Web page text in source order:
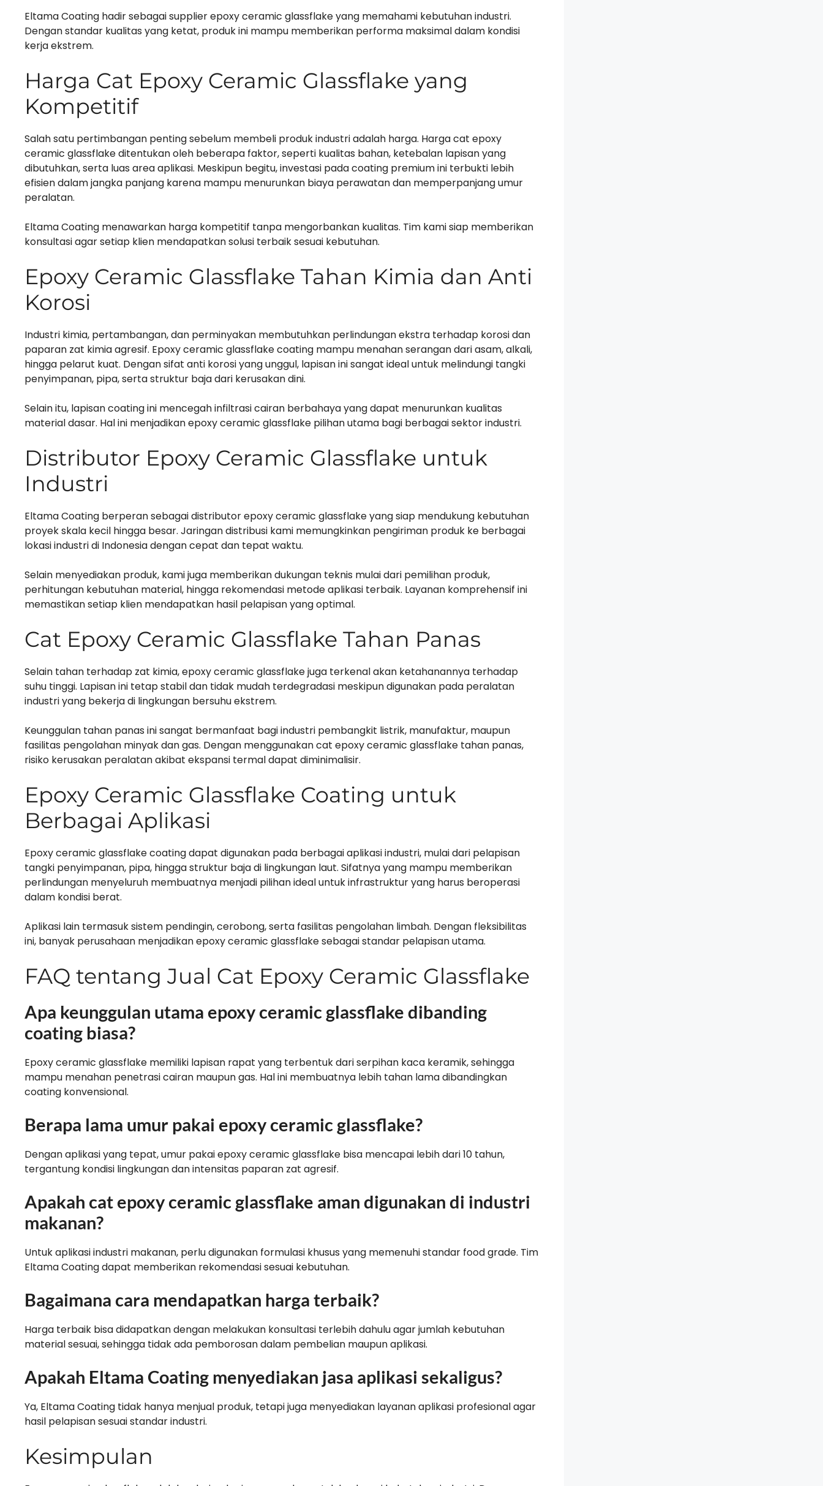
Eltama Coating hadir sebagai supplier epoxy ceramic glassflake yang memahami kebutuhan industri.
Dengan standar kualitas yang ketat, produk ini mampu memberikan performa maksimal dalam kondisi
kerja ekstrem.
Harga Cat Epoxy Ceramic Glassflake yang
Kompetitif
Salah satu pertimbangan penting sebelum membeli produk industri adalah harga. Harga cat epoxy
ceramic glassflake ditentukan oleh beberapa faktor, seperti kualitas bahan, ketebalan lapisan yang
dibutuhkan, serta luas area aplikasi. Meskipun begitu, investasi pada coating premium ini terbukti lebih
efisien dalam jangka panjang karena mampu menurunkan biaya perawatan dan memperpanjang umur
peralatan.
Eltama Coating menawarkan harga kompetitif tanpa mengorbankan kualitas. Tim kami siap memberikan
konsultasi agar setiap klien mendapatkan solusi terbaik sesuai kebutuhan.
Epoxy Ceramic Glassflake Tahan Kimia dan Anti
Korosi
Industri kimia, pertambangan, dan perminyakan membutuhkan perlindungan ekstra terhadap korosi dan
paparan zat kimia agresif. Epoxy ceramic glassflake coating mampu menahan serangan dari asam, alkali,
hingga pelarut kuat. Dengan sifat anti korosi yang unggul, lapisan ini sangat ideal untuk melindungi tangki
penyimpanan, pipa, serta struktur baja dari kerusakan dini.
Selain itu, lapisan coating ini mencegah infiltrasi cairan berbahaya yang dapat menurunkan kualitas
material dasar. Hal ini menjadikan epoxy ceramic glassflake pilihan utama bagi berbagai sektor industri.
Distributor Epoxy Ceramic Glassflake untuk
Industri
Eltama Coating berperan sebagai distributor epoxy ceramic glassflake yang siap mendukung kebutuhan
proyek skala kecil hingga besar. Jaringan distribusi kami memungkinkan pengiriman produk ke berbagai
lokasi industri di Indonesia dengan cepat dan tepat waktu.
Selain menyediakan produk, kami juga memberikan dukungan teknis mulai dari pemilihan produk,
perhitungan kebutuhan material, hingga rekomendasi metode aplikasi terbaik. Layanan komprehensif ini
memastikan setiap klien mendapatkan hasil pelapisan yang optimal.
Cat Epoxy Ceramic Glassflake Tahan Panas
Selain tahan terhadap zat kimia, epoxy ceramic glassflake juga terkenal akan ketahanannya terhadap
suhu tinggi. Lapisan ini tetap stabil dan tidak mudah terdegradasi meskipun digunakan pada peralatan
industri yang bekerja di lingkungan bersuhu ekstrem.
Keunggulan tahan panas ini sangat bermanfaat bagi industri pembangkit listrik, manufaktur, maupun
fasilitas pengolahan minyak dan gas. Dengan menggunakan cat epoxy ceramic glassflake tahan panas,
risiko kerusakan peralatan akibat ekspansi termal dapat diminimalisir.
Epoxy Ceramic Glassflake Coating untuk
Berbagai Aplikasi
Epoxy ceramic glassflake coating dapat digunakan pada berbagai aplikasi industri, mulai dari pelapisan
tangki penyimpanan, pipa, hingga struktur baja di lingkungan laut. Sifatnya yang mampu memberikan
perlindungan menyeluruh membuatnya menjadi pilihan ideal untuk infrastruktur yang harus beroperasi
dalam kondisi berat.
Aplikasi lain termasuk sistem pendingin, cerobong, serta fasilitas pengolahan limbah. Dengan fleksibilitas
ini, banyak perusahaan menjadikan epoxy ceramic glassflake sebagai standar pelapisan utama.
FAQ tentang Jual Cat Epoxy Ceramic Glassflake
Apa keunggulan utama epoxy ceramic glassflake dibanding
coating biasa?
Epoxy ceramic glassflake memiliki lapisan rapat yang terbentuk dari serpihan kaca keramik, sehingga
mampu menahan penetrasi cairan maupun gas. Hal ini membuatnya lebih tahan lama dibandingkan
coating konvensional.
Berapa lama umur pakai epoxy ceramic glassflake?
Dengan aplikasi yang tepat, umur pakai epoxy ceramic glassflake bisa mencapai lebih dari 10 tahun,
tergantung kondisi lingkungan dan intensitas paparan zat agresif.
Apakah cat epoxy ceramic glassflake aman digunakan di industri
makanan?
Untuk aplikasi industri makanan, perlu digunakan formulasi khusus yang memenuhi standar food grade. Tim
Eltama Coating dapat memberikan rekomendasi sesuai kebutuhan.
Bagaimana cara mendapatkan harga terbaik?
Harga terbaik bisa didapatkan dengan melakukan konsultasi terlebih dahulu agar jumlah kebutuhan
material sesuai, sehingga tidak ada pemborosan dalam pembelian maupun aplikasi.
Apakah Eltama Coating menyediakan jasa aplikasi sekaligus?
Ya, Eltama Coating tidak hanya menjual produk, tetapi juga menyediakan layanan aplikasi profesional agar
hasil pelapisan sesuai standar industri.
Kesimpulan